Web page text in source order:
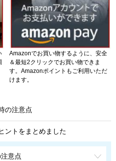
Amazonでお買い物するように、安全
＆最短2クリックでお買い物できま
す。Amazonポイントもご利用いただ
けます。
の注意点
ントをまとめました
意点